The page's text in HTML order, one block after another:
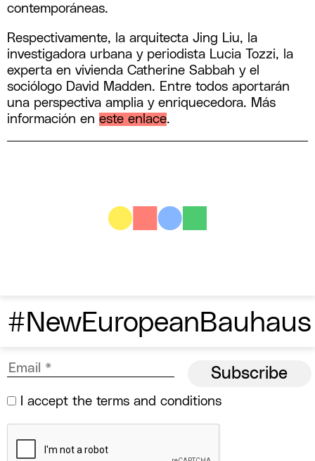
contemporáneas.
Respectivamente, la arquitecta Jing Liu, la
investigadora urbana y periodista Lucia Tozzi, la
experta en vivienda Catherine Sabbah y el
sociólogo David Madden. Entre todos aportarán
una perspectiva amplia y enriquecedora. Más
información en este enlace.
#NewEuropeanBauhaus
I accept the terms and conditions